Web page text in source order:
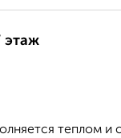
этаж
теплом